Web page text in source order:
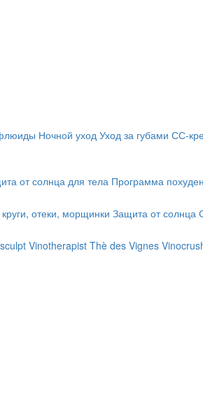
Ночной уход Уход за губами СС-
от солнца для тела Программа
отеки, морщинки Защита от солнца
Vinotherapist Thè des Vignes